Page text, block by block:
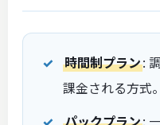
時間制プラン:
課金される方式。